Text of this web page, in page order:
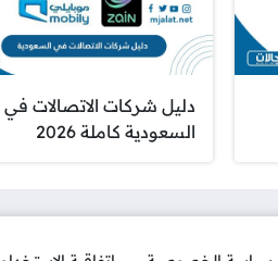
دليل شركات الاتصالات في
السعودية كاملة 2026